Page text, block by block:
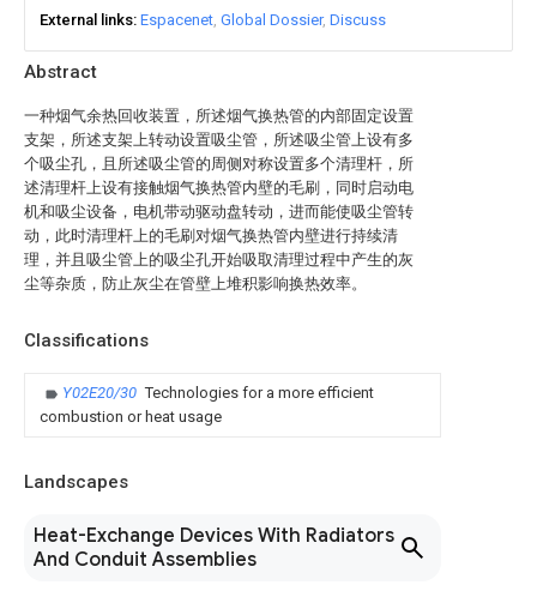
Abstract
一种烟气余热回收装置，所述烟气换热管的内部固定设置
支架，所述支架上转动设置吸尘管，所述吸尘管上设有多
个吸尘孔，且所述吸尘管的周侧对称设置多个清理杆，所
述清理杆上设有接触烟气换热管内壁的毛刷，同时启动电
机和吸尘设备，电机带动驱动盘转动，进而能使吸尘管转
动，此时清理杆上的毛刷对烟气换热管内壁进行持续清
理，并且吸尘管上的吸尘孔开始吸取清理过程中产生的灰
尘等杂质，防止灰尘在管壁上堆积影响换热效率。
Classifications
Y02E20/30 Technologies for a more efficient
combustion or heat usage
Landscapes
Heat-Exchange Devices With Radiators
And Conduit Assemblies
External links Espacenet Global Dossier Discuss